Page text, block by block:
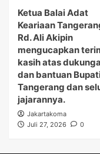
Ketua Balai Adat
Keariaan
Rd. Ali Akipin
mengucapkan
kasih atas
dan bantuan
Tangerang dan
jajarannya.
Jakartakoma
Juli 27, 2026
0